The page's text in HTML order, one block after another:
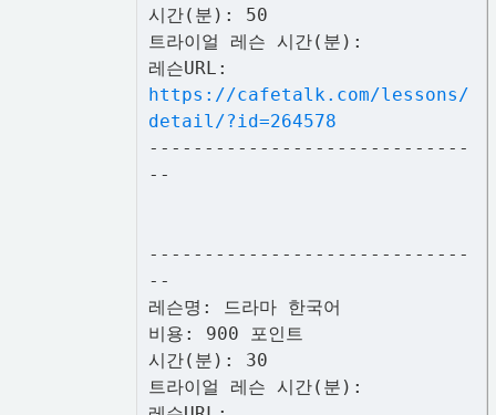
시간(분): 50
트라이얼 레슨 시간(분):
레슨URL:
https://cafetalk.com/lessons/
detail/?id=264578
-----------------------------
--
-----------------------------
--
레슨명: 드라마 한국어
비용: 900 포인트
시간(분): 30
트라이얼 레슨 시간(분):